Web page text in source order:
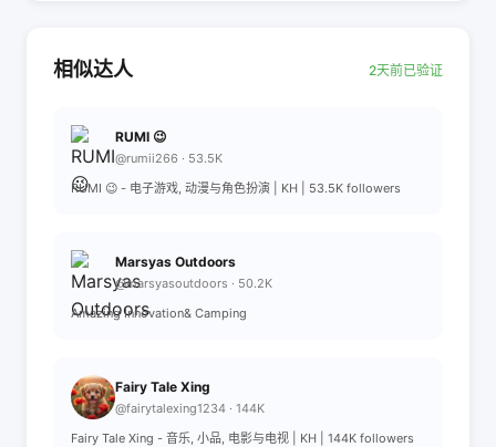
相似达人 2天前已验证
RUMI 😉
@rumii266 · 53.5K
RUMI 😉 - 电子游戏, 动漫与角色扮演 | KH | 53.5K followers
Marsyas Outdoors
@marsyasoutdoors · 50.2K
Amazing Innovation& Camping
Fairy Tale Xing
@fairytalexing1234 · 144K
Fairy Tale Xing - 音乐, 小品, 电影与电视 | KH | 144K followers